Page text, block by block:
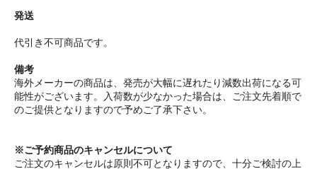
発送
代引き不可商品です。
備考
海外メーカーの商品は、発売が大幅に遅れたり減数出荷になる可
能性がございます。入荷数が少なかった場合は、ご注文先着順で
のご提供となりますので予めご了承下さい。
※ご予約商品のキャンセルについて
ご注文のキャンセルは原則不可となりますので、十分ご検討の上